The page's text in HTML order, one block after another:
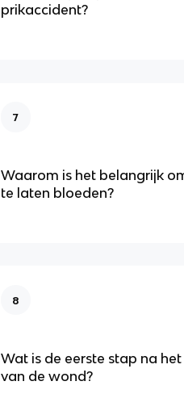
prikaccident?
7
Waarom is het belangrijk
te laten bloeden?
8
Wat is de eerste stap na
van de wond?